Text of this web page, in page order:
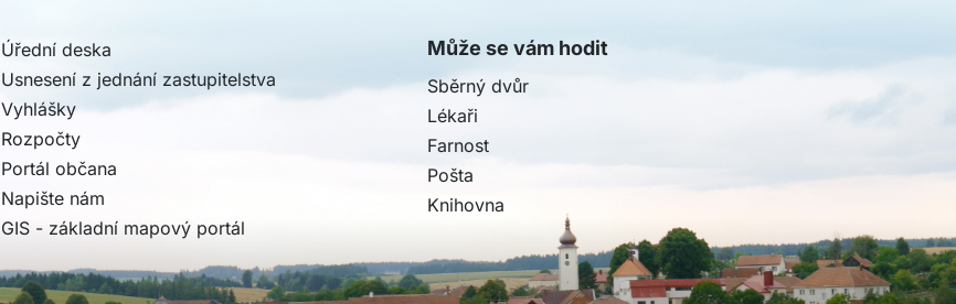
Úřední deska
Usnesení z jednání zastupitelstva
Vyhlášky
Rozpočty
Portál občana
Napište nám
GIS - základní mapový portál
Může se vám hodit
Sběrný dvůr
Lékaři
Farnost
Pošta
Knihovna